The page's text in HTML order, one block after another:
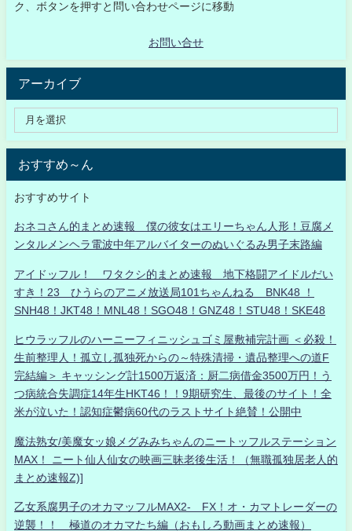
ク、ボタンを押すと問い合わせページに移動
お問い合せ
アーカイブ
おすすめ～ん
おすすめサイト
おネコさん的まとめ速報 僕の彼女はエリーちゃん人形！豆腐メ
ンタルメンヘラ電波中年アルバイターのぬいぐるみ男子末路編
アイドッフル！ ワタクシ的まとめ速報 地下格闘アイドルだい
すき！23 ひうらのアニメ放送局101ちゃんねる BNK48 ！
SNH48！JKT48！MNL48！SGO48！GNZ48！STU48！SKE48
ヒウラッフルのハーニーフィニッシュゴミ屋敷補完計画 ＜必殺！
生前整理人！孤立し孤独死からの～特殊清掃・遺品整理への道F
完結編＞ キャッシング計1500万返済：厨二病借金3500万円！う
つ病統合失調症14年生HKT46！！9期研究生、最後のサイト！全
米が泣いた！認知症鬱病60代のラストサイト絶賛！公開中
魔法熟女/美魔女ッ娘メグみみちゃんのニートッフルステーション
MAX！ ニート仙人仙女の映画三昧老後生活！（無職孤独居老人的
まとめ速報Z)]
乙女系腐男子のオカマッフルMAX2- FX！オ・カマトレーダーの
逆襲！！ 極道のオカマたち編（おもしろ動画まとめ速報）